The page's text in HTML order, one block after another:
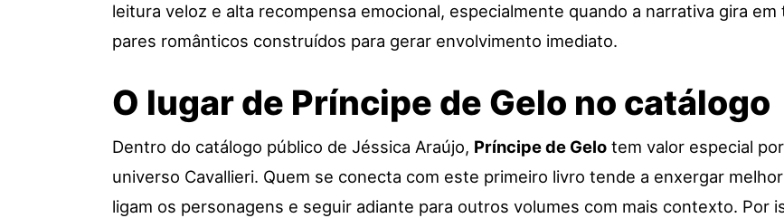
leitura veloz e alta recompensa emocional, especialmente quando a narrativa gira
pares românticos construídos para gerar envolvimento imediato.
O lugar de Príncipe de Gelo no catálogo
Dentro do catálogo público de Jéssica Araújo, Príncipe de Gelo tem valor especial
universo Cavallieri. Quem se conecta com este primeiro livro tende a enxergar
ligam os personagens e seguir adiante para outros volumes com mais contexto. Por